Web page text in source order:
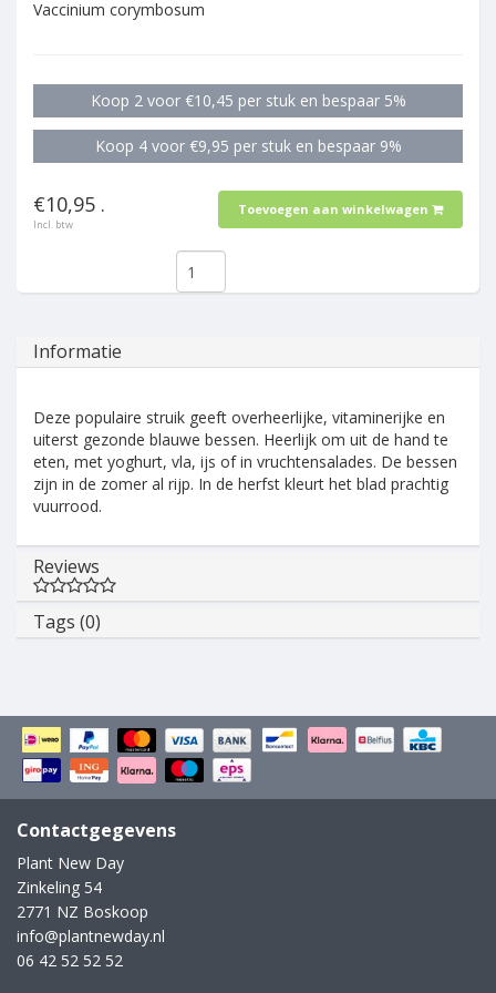
Vaccinium corymbosum
Koop 2 voor €10,45 per stuk en bespaar 5%
Koop 4 voor €9,95 per stuk en bespaar 9%
€10,95 .
Incl. btw
Toevoegen aan winkelwagen
Informatie
Deze populaire struik geeft overheerlijke, vitaminerijke en
uiterst gezonde blauwe bessen. Heerlijk om uit de hand te
eten, met yoghurt, vla, ijs of in vruchtensalades. De bessen
zijn in de zomer al rijp. In de herfst kleurt het blad prachtig
vuurrood.
Reviews
Tags (0)
Contactgegevens
Plant New Day
Zinkeling 54
2771 NZ Boskoop
info@plantnewday.nl
06 42 52 52 52